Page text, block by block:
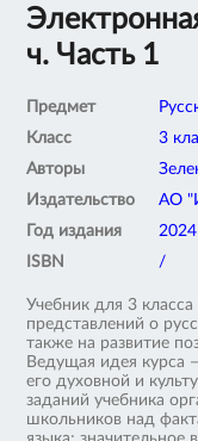
ч. Часть 1
Предмет
Класс
3
Авторы
Издательство
АО
Год издания
2024
ISBN
/
Учебник для 3
представлений о
также на развитие
Ведущая идея курса
его духовной и
заданий учебника
школьников над